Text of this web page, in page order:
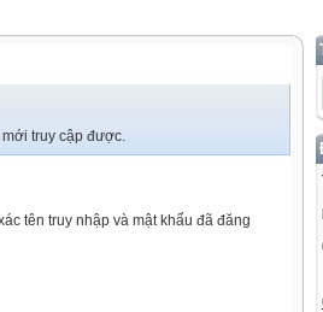
truy cập được.
tên truy nhập và mật khẩu đã đăng